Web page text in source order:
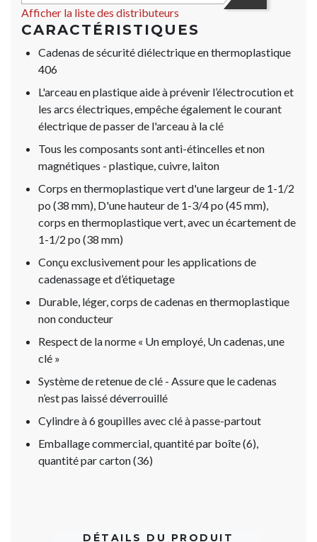
Afficher la liste des distributeurs
CARACTÉRISTIQUES
Cadenas de sécurité diélectrique en thermoplastique
406
L'arceau en plastique aide à prévenir l’électrocution et
les arcs électriques, empêche également le courant
électrique de passer de l'arceau à la clé
Tous les composants sont anti-étincelles et non
magnétiques - plastique, cuivre, laiton
Corps en thermoplastique vert d'une largeur de 1-1/2
po (38 mm), D'une hauteur de 1-3/4 po (45 mm),
corps en thermoplastique vert, avec un écartement de
1-1/2 po (38 mm)
Conçu exclusivement pour les applications de
cadenassage et d’étiquetage
Durable, léger, corps de cadenas en thermoplastique
non conducteur
Respect de la norme « Un employé, Un cadenas, une
clé »
Système de retenue de clé - Assure que le cadenas
n’est pas laissé déverrouillé
Cylindre à 6 goupilles avec clé à passe-partout
Emballage commercial, quantité par boîte (6),
quantité par carton (36)
DÉTAILS DU PRODUIT